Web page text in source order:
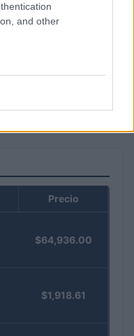
and other
para frenar la caída
Precio
$64,936.00
$1,918.61